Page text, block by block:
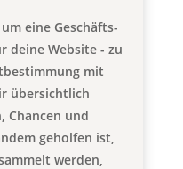
eine Geschäfts-
deine Website - zu
mit
übersichtlich
Chancen und
geholfen ist,
werden,